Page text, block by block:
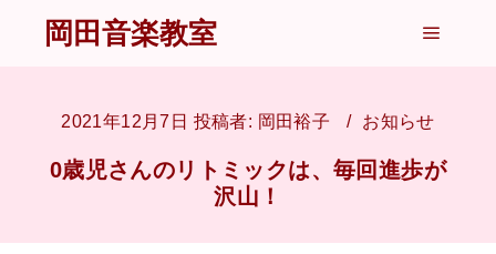
岡田音楽教室
2021年12月7日 投稿者: 岡田裕子 お知らせ
0歳児さんのリトミックは、毎回進歩が
沢山！